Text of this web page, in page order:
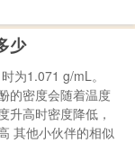
少
为1.071 g/mL。
的密度会随着温度
升高时密度降低，
其他小伙伴的相似